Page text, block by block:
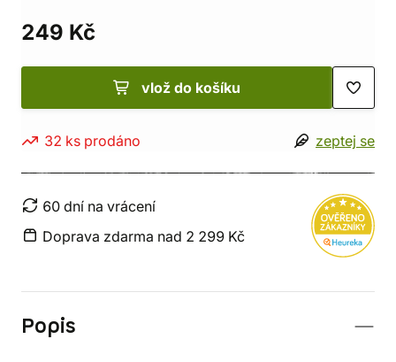
249 Kč
vlož do košíku
32 ks prodáno zeptej se
60 dní na vrácení
Doprava zdarma nad 2 299 Kč
Popis